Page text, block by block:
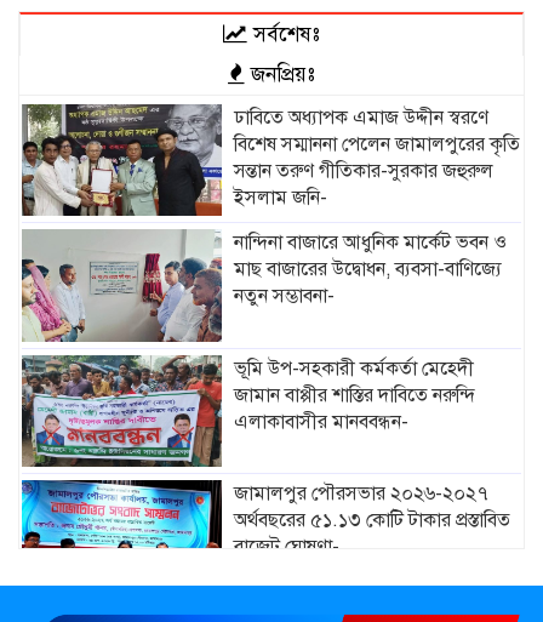
সর্বশেষঃ
জনপ্রিয়ঃ
ঢাবিতে অধ্যাপক এমাজ উদ্দীন স্বরণে
বিশেষ সম্মাননা পেলেন জামালপুরের কৃতি
সন্তান তরুণ গীতিকার-সুরকার জহুরুল
ইসলাম জনি-
নান্দিনা বাজারে আধুনিক মার্কেট ভবন ও
মাছ বাজারের উদ্বোধন, ব্যবসা-বাণিজ্যে
নতুন সম্ভাবনা-
ভূমি উপ-সহকারী কর্মকর্তা মেহেদী
জামান বাপ্পীর শাস্তির দাবিতে নরুন্দি
এলাকাবাসীর মানববন্ধন-
জামালপুর পৌরসভার ২০২৬-২০২৭
অর্থবছরের ৫১.১৩ কোটি টাকার প্রস্তাবিত
বাজেট ঘোষণা-